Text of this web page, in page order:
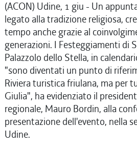
(ACON) Udine, 1 giu - Un
legato alla tradizione religiosa,
tempo anche grazie al
generazioni. I Festeggiamenti di
Palazzolo dello Stella, in
"sono diventati un punto di
Riviera turistica friulana, ma per
Giulia", ha evidenziato il
regionale, Mauro Bordin, alla
presentazione dell'evento, nella
Udine.